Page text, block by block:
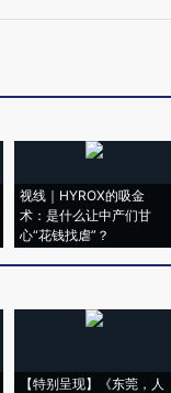
视线｜HYROX的吸金
术：是什么让中产们甘
心“花钱找虐”？
【特别呈现】《东莞，人